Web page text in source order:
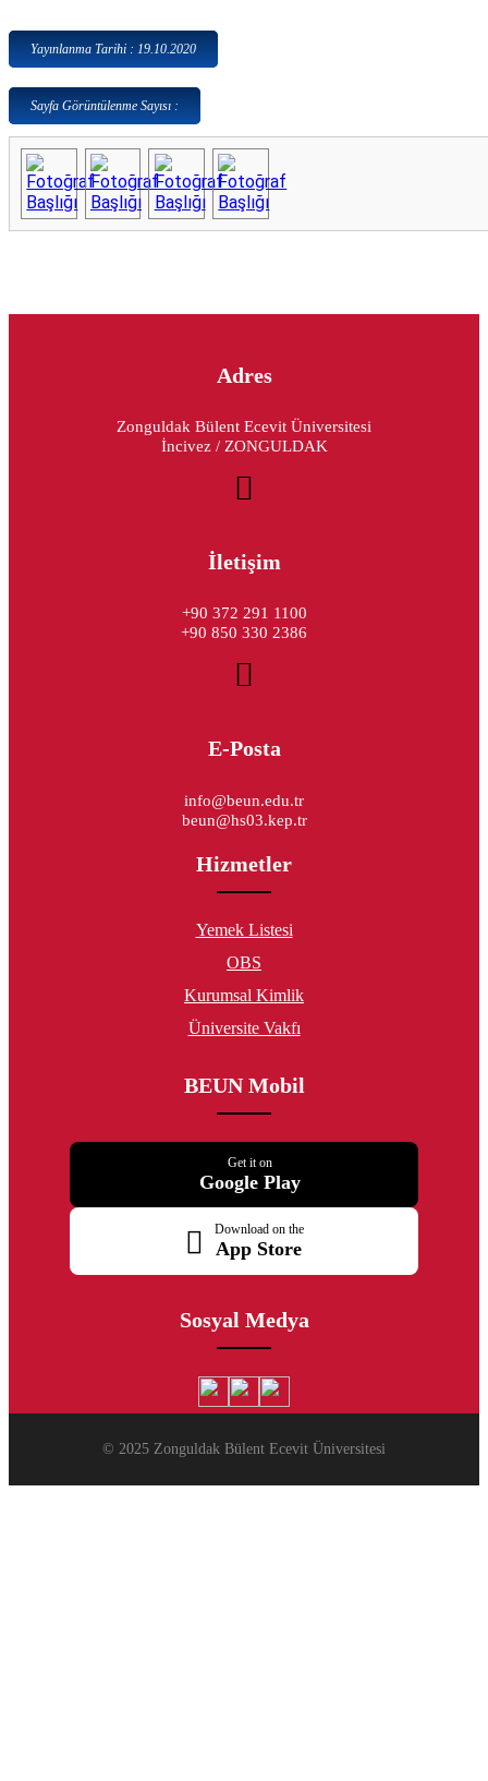
Yayınlanma Tarihi : 19.10.2020
Sayfa Görüntülenme Sayısı :
Adres
Zonguldak Bülent Ecevit Üniversitesi
İncivez / ZONGULDAK
İletişim
+90 372 291 1100
+90 850 330 2386
E-Posta
info@beun.edu.tr
beun@hs03.kep.tr
Hizmetler
Yemek Listesi
OBS
Kurumsal Kimlik
Üniversite Vakfı
BEUN Mobil
Get it on
Google Play
Download on the
App Store
Sosyal Medya
© 2025 Zonguldak Bülent Ecevit Üniversitesi